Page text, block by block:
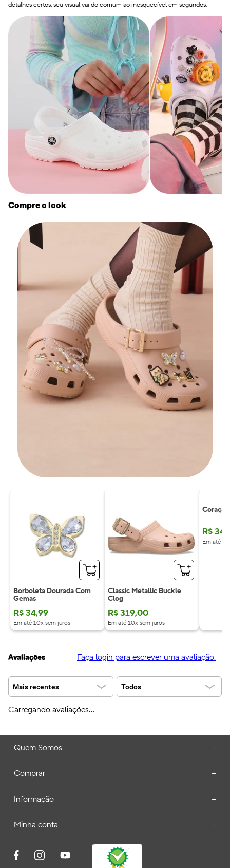
detalhes certos, seu visual vai do comum ao inesquecível em segundos.
Compre o look
Borboleta Dourada Com
Gemas
R$34,99
Em até 10x sem juros
Classic Metallic Buckle
Clog
R$319,00
Em até 10x sem juros
R$34
Em até
Avaliações Faça login para escrever uma avaliação.
Mais recentes Todos
Carregando avaliações…
Quem Somos +
Comprar +
Informação +
Minha conta +